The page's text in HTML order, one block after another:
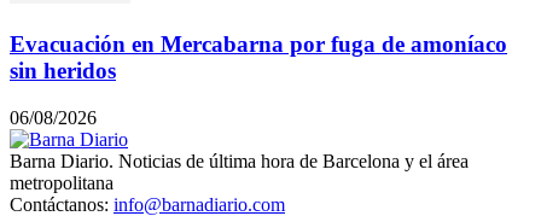
Evacuación en Mercabarna por fuga de amoníaco
sin heridos
06/08/2026
Barna Diario. Noticias de última hora de Barcelona y el área
metropolitana
Contáctanos: info@barnadiario.com